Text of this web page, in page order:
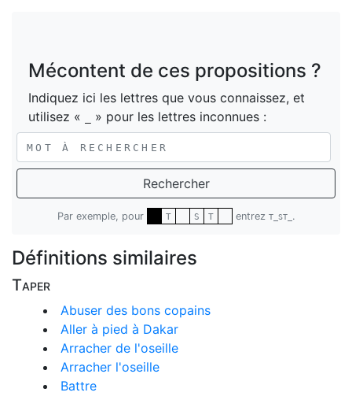
Mécontent de ces propositions ?
Indiquez ici les lettres que vous connaissez, et
utilisez «
» pour les lettres inconnues :
Rechercher
Par exemple, pour T S T entrez T_ST_ .
Définitions similaires
Taper
Abuser des bons copains
Aller à pied à Dakar
Arracher de l'oseille
Arracher l'oseille
Battre